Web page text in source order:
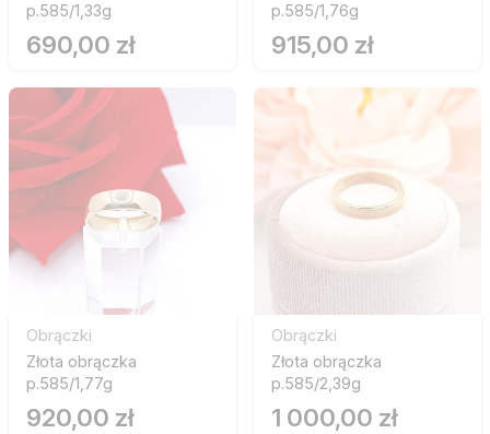
p.585/1,33g
690,00 zł
p.585/1,76g
915,00 zł
Obrączki
Złota obrączka
p.585/1,77g
920,00 zł
Obrączki
Złota obrączka
p.585/2,39g
1 000,00 zł